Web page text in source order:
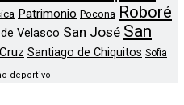
Patrimonio Pocona Roboré
Velasco San José San
Santiago de Chiquitos Sofia
deportivo